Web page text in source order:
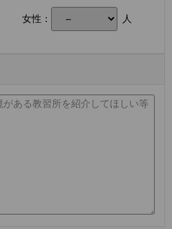
女性： 人